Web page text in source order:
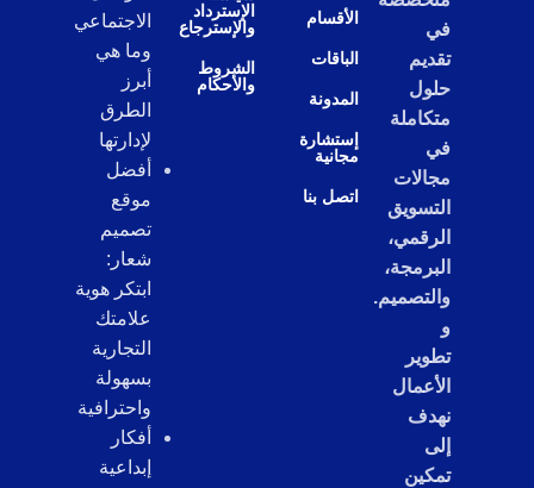
في
تقديم
حلول
متكاملة
في
مجالات
التسويق
الرقمي،
البرمجة،
والتصميم.
و
تطوير
الأعمال
نهدف
إلى
تمكين
الأقسام
الباقات
المدونة
إستشارة
مجانية
اتصل بنا
الإسترداد
والإسترجاع
الشروط
والأحكام
الاجتماعي
وما هي
أبرز
الطرق
لإدارتها
أفضل
موقع
تصميم
شعار:
ابتكر هوية
علامتك
التجارية
بسهولة
واحترافية
أفكار
إبداعية